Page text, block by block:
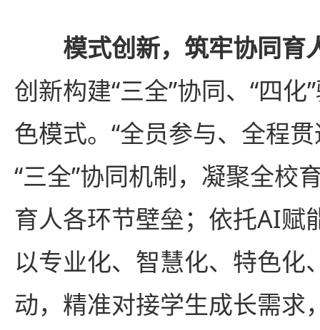
模式创新，筑牢协同育
创新构建“三全”协同、“四
色模式。“全员参与、全程
“三全”协同机制，凝聚全校
育人各环节壁垒；依托AI赋
以专业化、智慧化、特色化
动，精准对接学生成长需求